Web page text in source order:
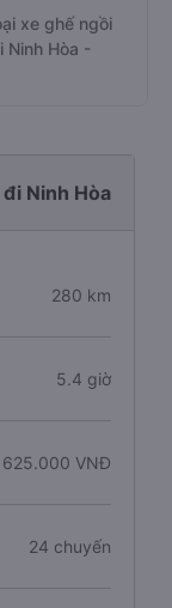
xe ghế ngồi
Ninh Hòa -
Ninh Hòa
280 km
5.4 giờ
625.000 VNĐ
24 chuyến